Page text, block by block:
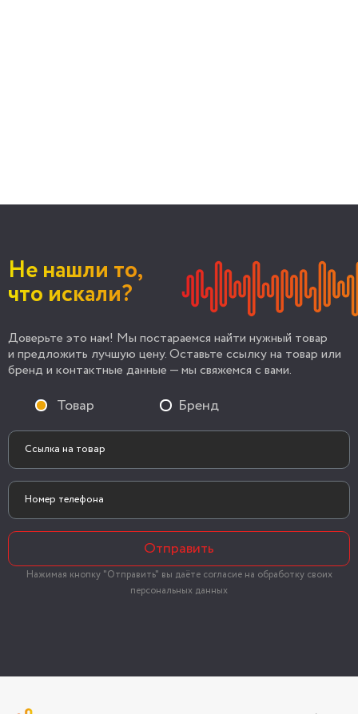
Не нашли то,
что искали?
Доверьте это нам! Мы постараемся найти нужный товар
и предложить лучшую цену. Оставьте ссылку на товар или
бренд и контактные данные — мы свяжемся с вами.
Товар Бренд
Отправить
Нажимая кнопку "Отправить" вы даёте согласие на обработку своих
персональных данных